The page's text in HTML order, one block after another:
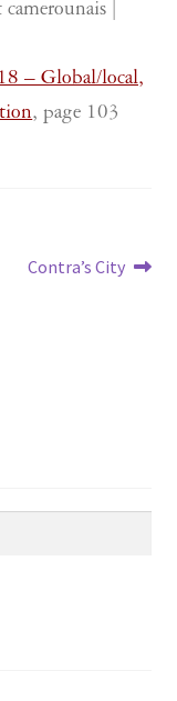
|
– Global/local,
, page 103
Article
Contra’s City